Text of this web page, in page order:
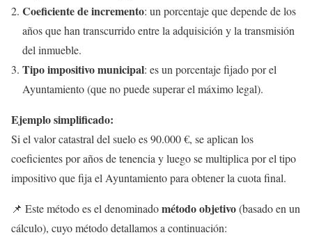
Coeficiente de incremento: un porcentaje que depende de los
años que han transcurrido entre la adquisición y la transmisión
del inmueble.
Tipo impositivo municipal: es un porcentaje fijado por el
Ayuntamiento (que no puede superar el máximo legal).
Ejemplo simplificado:
Si el valor catastral del suelo es 90.000 €, se aplican los
coeficientes por años de tenencia y luego se multiplica por el tipo
impositivo que fija el Ayuntamiento para obtener la cuota final.
📌 Este método es el denominadométodo objetivo(basado en un
cálculo), cuyo método detallamos a continuación: